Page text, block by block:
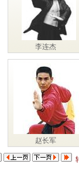
李连杰
赵长军